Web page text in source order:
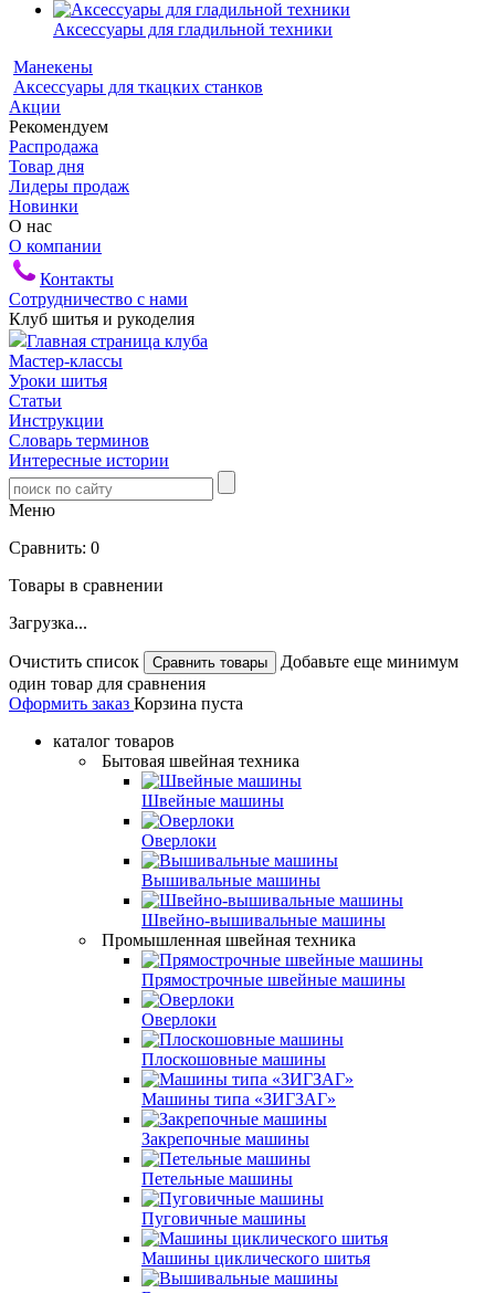
Аксессуары для гладильной техники
Манекены
Аксессуары для ткацких станков
Акции
Рекомендуем
Распродажа
Товар дня
Лидеры продаж
Новинки
О нас
О компании
Контакты
Сотрудничество с нами
Клуб шитья и рукоделия
Главная страница клуба
Мастер-классы
Уроки шитья
Статьи
Инструкции
Словарь терминов
Интересные истории
Меню
Сравнить: 0
Товары в сравнении
Загрузка...
Очистить список
Добавьте еще минимум
один товар для сравнения
Оформить заказ Корзина пуста
каталог товаров
Бытовая швейная техника
Швейные машины
Оверлоки
Вышивальные машины
Швейно-вышивальные машины
Промышленная швейная техника
Прямострочные швейные машины
Оверлоки
Плоскошовные машины
Машины типа «ЗИГЗАГ»
Закрепочные машины
Петельные машины
Пуговичные машины
Машины циклического шитья